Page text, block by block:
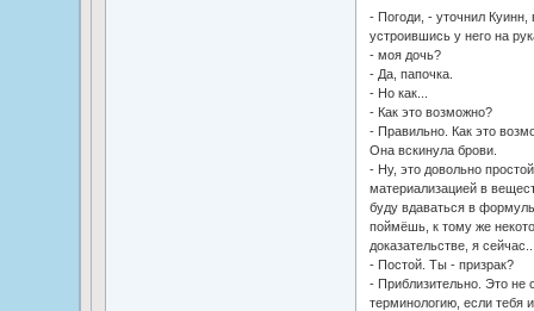
- Погоди, - уточнил Куинн,
устроившись у него на
- моя дочь?
- Да, папочка.
- Но как...
- Как это возможно?
- Правильно. Как это
Она вскинула брови.
- Ну, это довольно
материализацией в
буду вдаваться в
поймёшь, к тому же
доказательстве, я
- Постой. Ты - призрак?
- Приблизительно. Это не
терминологию, если тебя